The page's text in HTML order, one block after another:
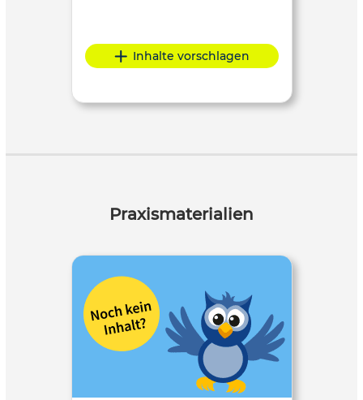
Inhalte vorschlagen
Praxismaterialien